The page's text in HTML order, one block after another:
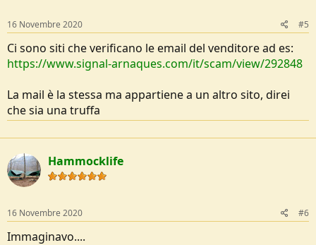
16 Novembre 2020 #5
Ci sono siti che verificano le email del venditore ad es:
https://www.signal-arnaques.com/it/scam/view/292848
La mail è la stessa ma appartiene a un altro sito, direi
che sia una truffa
Hammocklife
16 Novembre 2020 #6
Immaginavo....